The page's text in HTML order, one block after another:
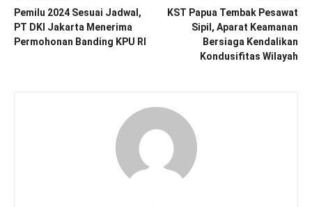
Pemilu 2024 Sesuai Jadwal,
PT DKI Jakarta Menerima
Permohonan Banding KPU RI
KST Papua Tembak Pesawat
Sipil, Aparat Keamanan
Bersiaga Kendalikan
Kondusifitas Wilayah